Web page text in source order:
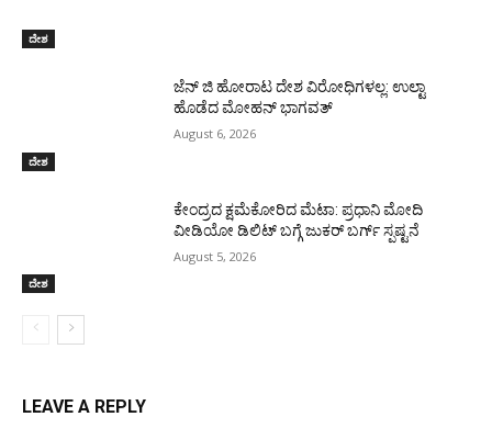
ದೇಶ
ದೇಶ
ಜೆನ್ ಜಿ ಹೋರಾಟ ದೇಶ ವಿರೋಧಿಗಳಲ್ಲ: ಉಲ್ಟಾ
ಹೊಡೆದ ಮೋಹನ್ ಭಾಗವತ್
August 6, 2026
ದೇಶ
ಕೇಂದ್ರದ ಕ್ಷಮೆಕೋರಿದ ಮೆಟಾ: ಪ್ರಧಾನಿ ಮೋದಿ
ವೀಡಿಯೋ ಡಿಲಿಟ್ ಬಗ್ಗೆ ಜುಕರ್ ಬರ್ಗ್ ಸ್ಪಷ್ಟನೆ
August 5, 2026
LEAVE A REPLY